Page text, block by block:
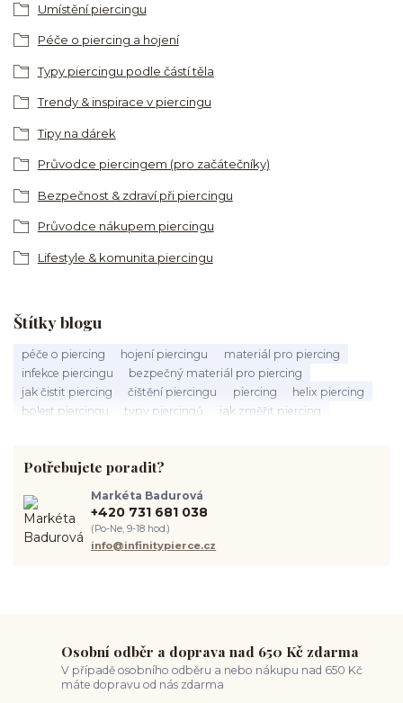
Umístění piercingu
Péče o piercing a hojení
Typy piercingu podle částí těla
Trendy & inspirace v piercingu
Tipy na dárek
Průvodce piercingem (pro začátečníky)
Bezpečnost & zdraví při piercingu
Průvodce nákupem piercingu
Lifestyle & komunita piercingu
Štítky blogu
péče o piercing hojení piercingu
materiál pro piercing
infekce piercingu
bezpečný materiál pro piercing
jak čistit piercing
čištění piercingu piercing
helix piercing
bolest piercingu
typy piercingů
jak změřit piercing
hygiena piercingu
tipy pro piercing
piercing ucha
chirurgická ocel 316L
spravná velikost piercingu
jak pečovat o piercing
medusa piercing
Potřebujete poradit?
Markéta Badurová
+420 731 681 038
(Po-Ne, 9-18 hod.)
info@infinitypierce.cz
Osobní odběr a doprava nad 650 Kč zdarma
V případě osobního odběru a nebo nákupu nad 650 Kč
máte dopravu od nás zdarma